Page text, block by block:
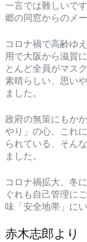
一言では難しいで
郷の同窓からのメ
コロナ禍で高齢ゆ
用で大阪から滋賀
とんど全員がマス
素晴らしい、思い
ました。
政府の無策にもか
やり」の心、これ
られている、そん
ました。
コロナ禍拡大、冬
ぐれも自己管理に
味「安全地帯」に
赤木志郎より